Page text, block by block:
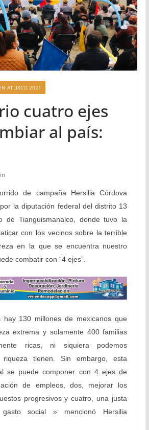
ATLIXCO 2021
cuatro ejes
al país:
de campaña Hersilia Córdova
la diputación federal del distrito 13
de Tianguismanalco, donde tuvo la
con los vecinos sobre la terrible
en la que se encuentra nuestro
combatir con “4 ejes”.
hay 130 millones de mexicanos que
extrema y solamente 400 familias
ricas, ni siquiera podemos
riqueza tienen. Sin embargo, esta
se puede componer con 4 ejes de
de empleos, dos, mejorar los
progresivos y cuatro, una justa
social » mencionó Hersilia